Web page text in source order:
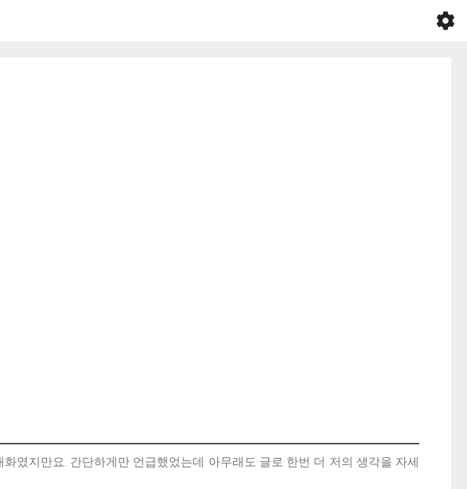
였지만요. 간단하게만 언급했었는데 아무래도 글로 한번 더 저의 생각을 자세